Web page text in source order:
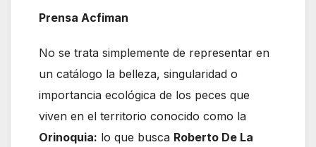
Prensa Acfiman
No se trata simplemente de representar en
un catálogo la belleza, singularidad o
importancia ecológica de los peces que
viven en el territorio conocido como la
Orinoquia: lo que busca Roberto De La